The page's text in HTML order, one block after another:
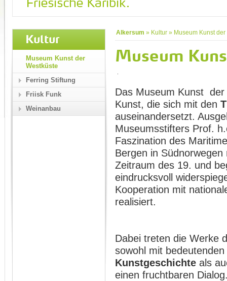
Alkersum » Kultur » Museum Kunst
Museum
Das Museum Kunst
Kunst, die sich mit den
auseinandersetzt.
Museumsstifters Prof.
Faszination des
Bergen in
Zeitraum des 19. und
eindrucksvoll
Kooperation mit
realisiert.
Dabei treten die Werke
sowohl mit
Kunstgeschichte als
einen fruchtbaren
Kultur
Museum Kunst der
Westküste
Ferring Stiftung
Friisk Funk
Weinanbau